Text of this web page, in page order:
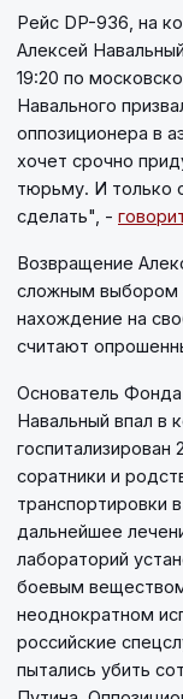
Рейс DP-936, на
Алексей
19:20 по
Навального
оппозиционера в
хочет срочно
тюрьму. И только
сделать", -
Возвращение
сложным выбором
нахождение на
считают
Основатель
Навальный впал в
госпитализирован
соратники и
транспортировки
дальнейшее
лабораторий
боевым
неоднократном
российские
пытались убить